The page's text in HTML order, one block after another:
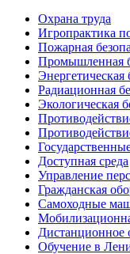
Охрана труда
Игропрактика
Пожарная
Промышленная
Энергетическая
Радиационная
Экологическая
Доступная среда
Управление
Гражданская
Самоходные
Дистанционное
Обучение в